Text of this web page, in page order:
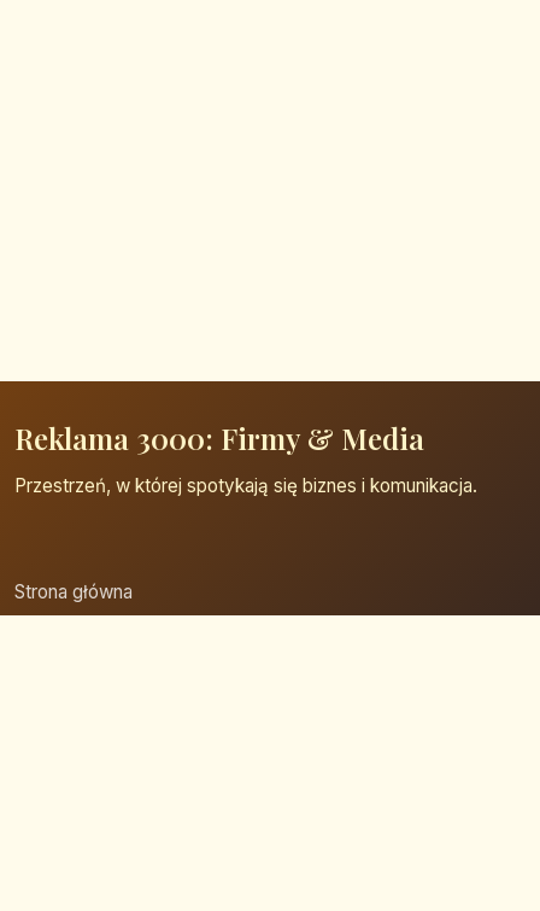
Reklama 3000: Firmy & Media
Przestrzeń, w której spotykają się biznes i komunikacja.
Strona główna